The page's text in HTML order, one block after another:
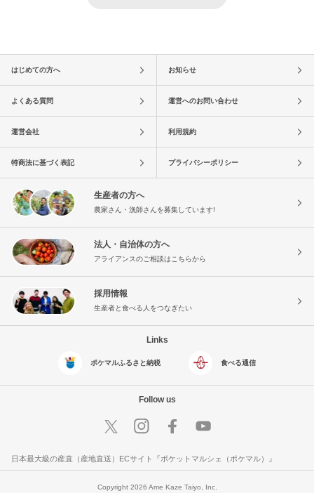
はじめての方へ お知らせ
よくある質問 運営へのお問い合わせ
運営会社 利用規約
特商法に基づく表記 プライバシーポリシー
生産者の方へ
農家さん・漁師さんを募集しています!
法人・自治体の方へ
アライアンスのご相談はこちらから
採用情報
生産者と食べる人をつなぎたい
Links
ポケマルふるさと納税 食べる通信
Follow us
日本最大級の産直（産地直送）ECサイト『ポケットマルシェ（ポケマル）』
Copyright 2026 Ame Kaze Taiyo, Inc.